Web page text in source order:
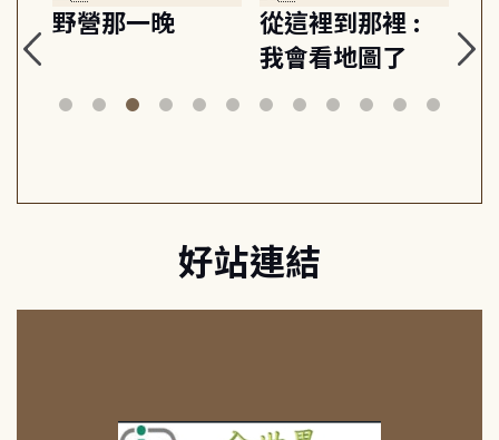
野營那一晚
從這裡到那裡 :
我會看地圖了
美
好站連結